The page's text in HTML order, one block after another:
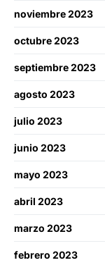
noviembre 2023
octubre 2023
septiembre 2023
agosto 2023
julio 2023
junio 2023
mayo 2023
abril 2023
marzo 2023
febrero 2023